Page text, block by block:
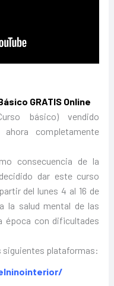
GRATIS Online
básico) vendido
completamente
consecuencia de la
dar este curso
del lunes 4 al 16 de
la salud mental de las
época con dificultades
siguientes plataformas: